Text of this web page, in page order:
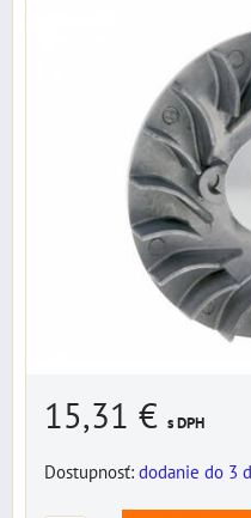
15,31 € s DPH
Dostupnosť: dodanie do 3